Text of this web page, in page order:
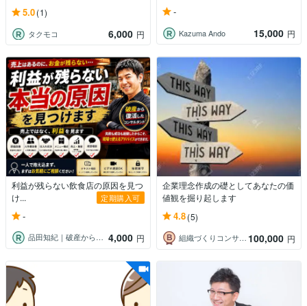
5.0(1)
タクモコ 6,000 円
-
Kazuma Ando 15,000 円
利益が残らない飲食店の原因を見つ
け...
定期購入可
-
品田知紀｜破産から再起したコンサルタント 4,000 円
企業理念作成の礎としてあなたの価
値観を掘り起します
4.8(5)
組織づくりコンサルタント｜山口晋 100,000 円